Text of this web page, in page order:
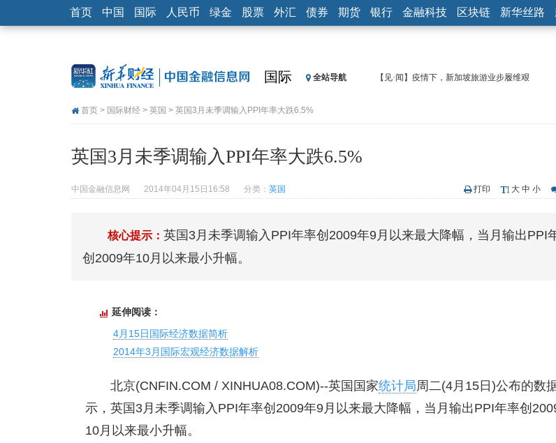
首页 中国 国际 人民币 绿金 股票 外汇 债券 期货 银行 金融科技 区块链 新华丝路
国际 全站导航
【见·闻】疫情下，新加坡旅游业步履维艰
济安金信：中国基金市场数据分析周报（2020.
基本面及股市双轮冲击 债市回调十年期债表现最
济安金信：中国基金市场数据分析周报（2020.
首页 > 国际财经 > 英国 > 英国3月未季调输入PPI年率大跌6.5%
英国3月未季调输入PPI年率大跌6.5%
中国金融信息网 2014年04月15日16:58 分类： 英国 打印 大 中 小
核心提示： 英国3月未季调输入PPI年率创2009年9月以来最大降幅，当月输出PPI
创2009年10月以来最小升幅。
延伸阅读：
4月15日国际经济数据简析
2014年3月国际宏观经济数据解析
北京(CNFIN.COM / XINHUA08.COM)--英国国家统计局周二(4月15日)公布的数
示，英国3月未季调输入PPI年率创2009年9月以来最大降幅，当月输出PPI年率创
10月以来最小升幅。